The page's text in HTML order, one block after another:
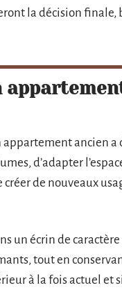
la décision finale,
appartement ancien a
d’adapter
créer de nouveaux
un écrin de caractère
tout en
à la fois actuel et